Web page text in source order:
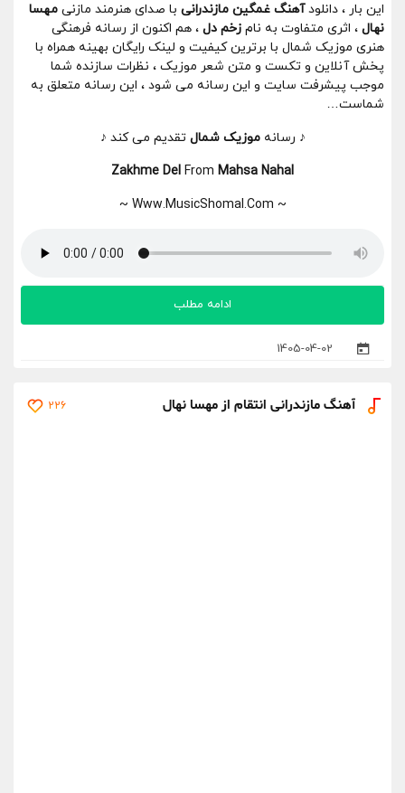
این بار ، دانلودآهنگ غمگین مازندرانی با صدای هنرمند مازنی مهسا
نهال ، اثری متفاوت به نام زخم دل ، هم اکنون از رسانه فرهنگی
هنری موزیک شمال با برترین کیفیت و لینک رایگان بهینه همراه با
پخش آنلاین و تکست و متن شعر موزیک ، نظرات سازنده شما
موجب پیشرفت سایت و این رسانه می شود ، این رسانه متعلق به
شماست…
♪ رسانهموزیک شمال تقدیم می کند ♪
Zakhme Del From Mahsa Nahal
~ Www.MusicShomal.Com ~
1405-04-02
ادامه مطلب
آهنگ مازندرانی انتقام از مهسا نهال 226